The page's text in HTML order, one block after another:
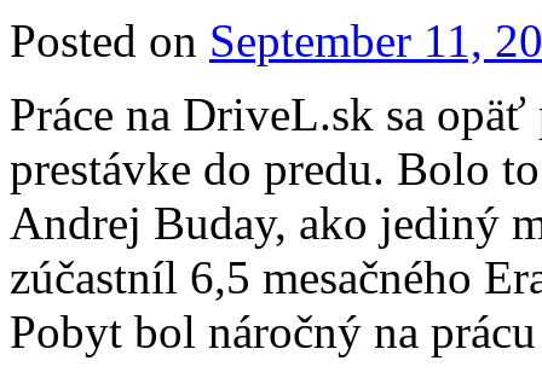
Posted on September 11,
Práce na DriveL.sk sa
prestávke do predu. Bolo
Andrej Buday, ako jediný
zúčastníl 6,5 mesačného
Pobyt bol náročný na